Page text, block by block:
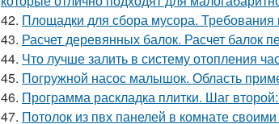
42. Площадки для сбора мусора.
43. Расчет деревянных балок. Расчет балок
44. Что лучше залить в систему отопления
45. Погружной насос малышок. Область
46. Программа раскладка плитки. Шаг
47. Потолок из пвх панелей в комнате